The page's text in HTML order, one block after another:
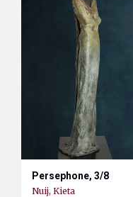
Persephone, 3/8
Nuij, Kieta